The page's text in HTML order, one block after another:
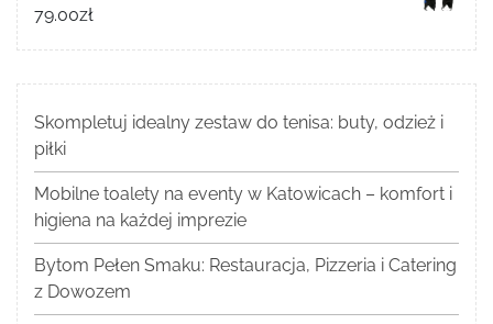
79.00zł
Skompletuj idealny zestaw do tenisa: buty, odzież i
piłki
Mobilne toalety na eventy w Katowicach – komfort i
higiena na każdej imprezie
Bytom Pełen Smaku: Restauracja, Pizzeria i Catering
z Dowozem